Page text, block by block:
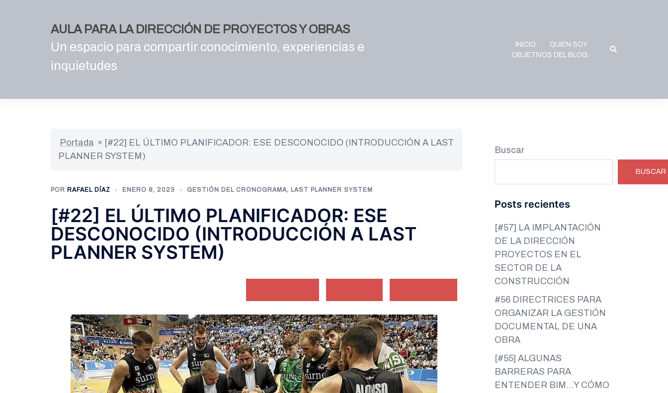
AULA PARA LA DIRECCIÓN DE PROYECTOS Y OBRAS
Un espacio para compartir conocimiento, experiencias e
inquietudes
INICIO
QUIEN SOY
OBJETIVOS DEL BLOG
Buscar
Portada » [#22] EL ÚLTIMO PLANIFICADOR: ESE DESCONOCIDO (INTRODUCCIÓN A LAST
PLANNER SYSTEM)
POR RAFAEL DÍAZ ENERO 8, 2023 GESTIÓN DEL CRONOGRAMA, LAST PLANNER SYSTEM
[#22] EL ÚLTIMO PLANIFICADOR: ESE
DESCONOCIDO (INTRODUCCIÓN A LAST
PLANNER SYSTEM)
Buscar
BUSCAR
Posts recientes
[#57] LA IMPLANTACIÓN
DE LA DIRECCIÓN
PROYECTOS EN EL
SECTOR DE LA
CONSTRUCCIÓN
#56 DIRECTRICES PARA
ORGANIZAR LA GESTIÓN
DOCUMENTAL DE UNA
OBRA
[#55] ALGUNAS
BARRERAS PARA
ENTENDER BIM…Y CÓMO